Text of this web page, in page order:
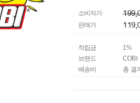
소비자가
판매가
적립금
1%
브랜드
COBI
배송비
총 결